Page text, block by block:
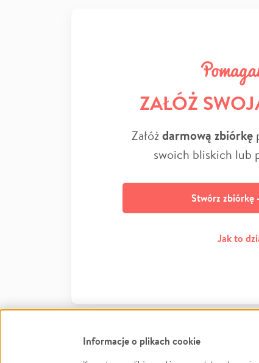
ZAŁÓŻ
Załóżdarmową zbiórkę
swoich bliskich lub
Stwórz zbiórkę
Jak to
Informacje o plikach cookie